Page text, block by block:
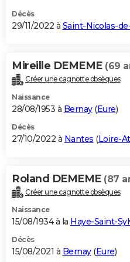
Décès
29/11/2022 à Saint-Nicolas-
Mireille DEMEME (69
Créer une cagnotte obsèques
Naissance
28/08/1953 à Bernay(Eure)
Décès
27/10/2022 à Nantes (Loire-
Roland DEMEME (87
Créer une cagnotte obsèques
Naissance
15/08/1934 à la Haye-Saint-
Décès
15/08/2021 à Bernay(Eure)